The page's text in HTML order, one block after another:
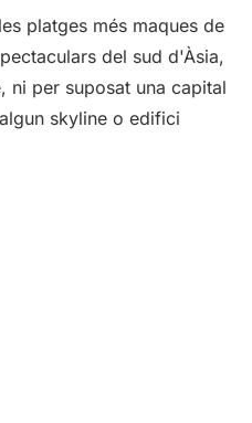
platges més maques de
del sud d'Àsia,
ni per suposat una capital
skyline o edifici